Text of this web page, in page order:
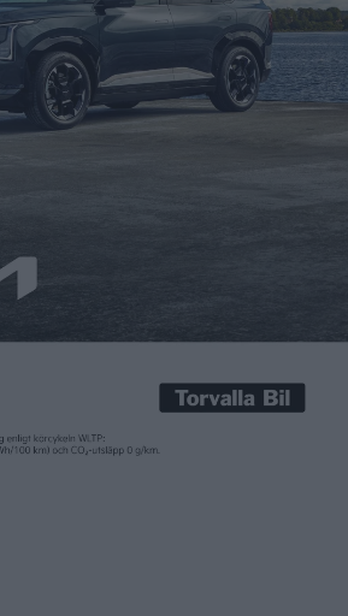
4 apr 2018
och varit nära att frysa sönder vid en
Men vi har även provkört bilar i
några bildtexter (vi är smärtsamt
inbrott i en bil (i ett låst